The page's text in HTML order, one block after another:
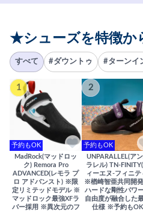
★シューズを特徴か
すべて #ダウントゥ #ターンイ
1
予約もOK
MadRock(マッドロッ
ク) Remora Pro
ADVANCED(レモラ プ
ロ アドバンスト) ※限
定リミテッドモデル ※
マッドロック最強XFラ
バー採用 ※異次元のフ
2
予約もOK
UNPARALLEL(ア
ラレル) TN-
ィーエヌ-フィニテ
※楢崎智亜共同開
ハードな剛性パワ
自由度が融合した
仕様 ※予約もOK